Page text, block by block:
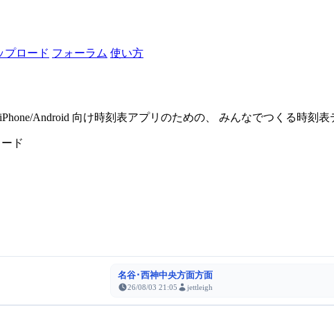
プロード フォーラム 使い方
Android 向け時刻表アプリのための、 みんなでつくる時刻表
ド
名谷･西神中央方面方面
26/08/03 21:05 jettleigh